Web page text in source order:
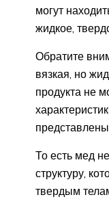
могут
жидкое,
Обратите
вязкая, но
продукта не
То есть мед
структуру,
твердым